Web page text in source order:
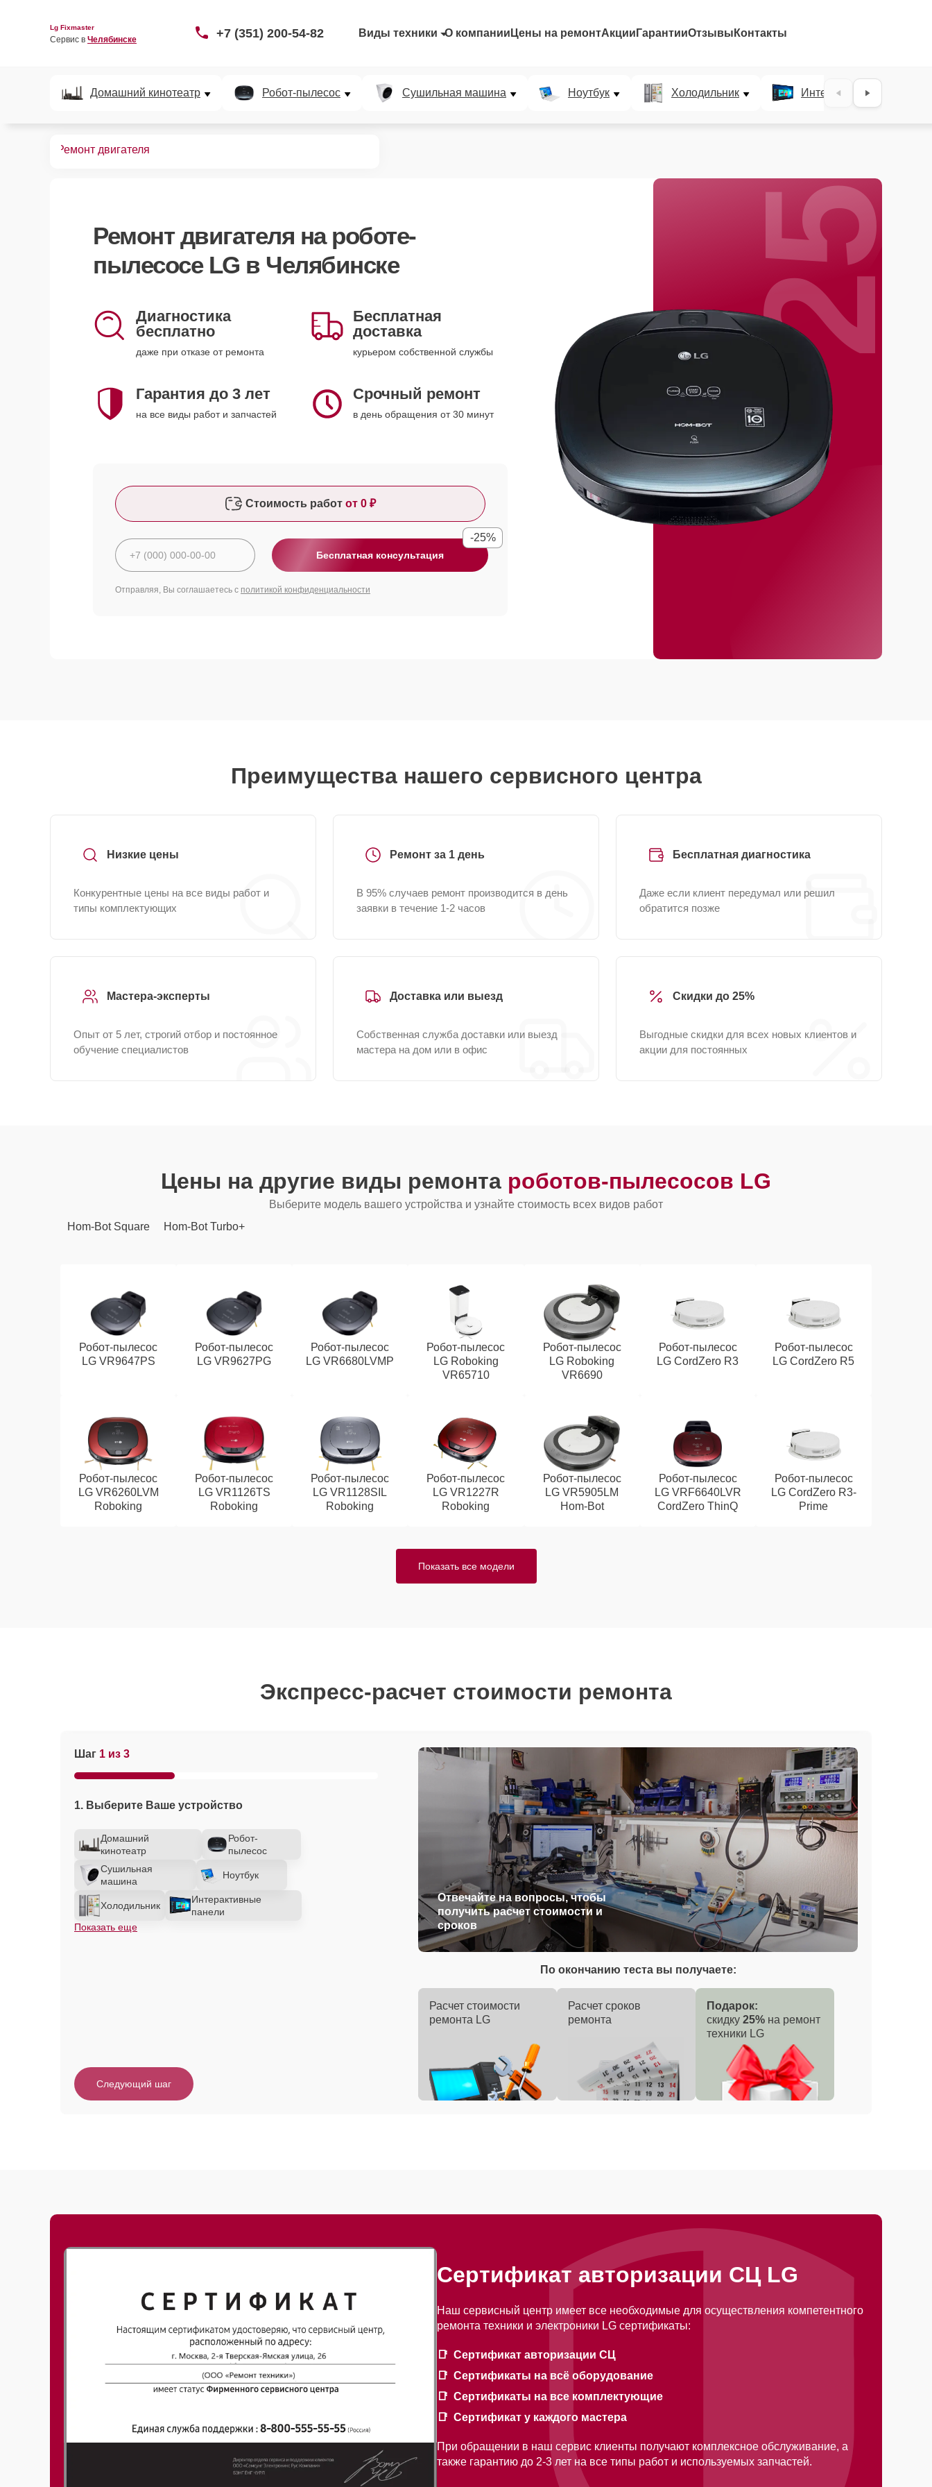
Lg Fixmaster
Сервис в Челябинске +7 (351) 200-54-82 Виды техники О компании Цены на ремонтАкции ГарантииОтзывы Контакты
Домашний кинотеатр Робот-пылесос Сушильная машина Ноутбук Холодильник Интерактивные панели
Ремонт двигателя
Ремонт двигателя на роботе-
пылесосе LG в Челябинске
Диагностика
бесплатно
даже при отказе от ремонта
Бесплатная
доставка
курьером собственной службы
Гарантия до 3 лет
на все виды работ и запчастей
Срочный ремонт
в день обращения от 30 минут
Стоимость работ от 0 ₽
Бесплатная консультация
-25%
Отправляя, Вы соглашаетесь с политикой конфиденциальности
25%
Преимущества нашего сервисного центра
Низкие цены
Конкурентные цены на все виды работ и
типы комплектующих
Ремонт за 1 день
В 95% случаев ремонт производится в день
заявки в течение 1-2 часов
Бесплатная диагностика
Даже если клиент передумал или решил
обратится позже
Мастера-эксперты
Опыт от 5 лет, строгий отбор и постоянное
обучение специалистов
Доставка или выезд
Собственная служба доставки или выезд
мастера на дом или в офис
Скидки до 25%
Выгодные скидки для всех новых клиентов и
акции для постоянных
Цены на другие виды ремонта роботов-пылесосов LG
Выберите модель вашего устройства и узнайте стоимость всех видов работ
Hom-Bot Square
Hom-Bot Turbo+
Робот-пылесос
LG VR9647PS
Робот-пылесос
LG VR9627PG
Робот-пылесос
LG VR6680LVMP
Робот-пылесос
LG Roboking
VR65710
Робот-пылесос
LG Roboking
VR6690
Робот-пылесос
LG CordZero R3
Робот-пылесос
LG CordZero R5
Робот-пылесос
LG VR6260LVM
Roboking
Робот-пылесос
LG VR1126TS
Roboking
Робот-пылесос
LG VR1128SIL
Roboking
Робот-пылесос
LG VR1227R
Roboking
Робот-пылесос
LG VR5905LM
Hom-Bot
Робот-пылесос
LG VRF6640LVR
CordZero ThinQ
Робот-пылесос
LG CordZero R3-
Prime
Показать все модели
Экспресс-расчет стоимости ремонта
Шаг 1 из 3
1. Выберите Ваше устройство
Домашний
кинотеатр
Робот-
пылесос
Сушильная
машина
Ноутбук
Холодильник
Интерактивные
панели
Показать еще
Отвечайте на вопросы, чтобы
получить расчет стоимости и
сроков
Следующий шаг
По окончанию теста вы получаете:
Расчет стоимости
ремонта LG
Расчет сроков
ремонта
Подарок:
скидку 25% на ремонт
техники LG
Сертификат авторизации СЦ LG
Наш сервисный центр имеет все необходимые для осуществления компетентного
ремонта техники и электроники LG сертификаты:
Сертификат авторизации СЦ
Сертификаты на всё оборудование
Сертификаты на все комплектующие
Сертификат у каждого мастера
При обращении в наш сервис клиенты получают комплексное обслуживание, а
также гарантию до 2-3 лет на все типы работ и используемых запчастей.